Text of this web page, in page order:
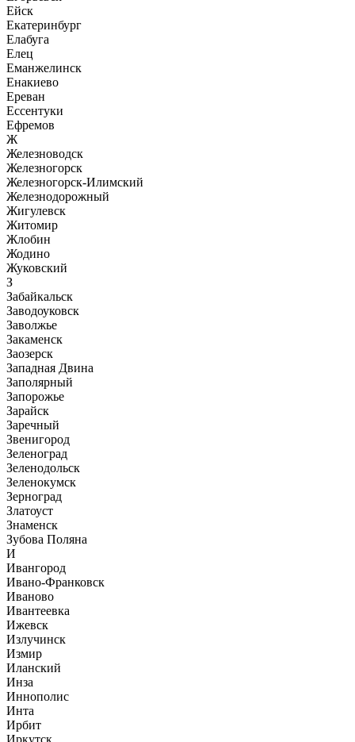
Ейск
Екатеринбург
Елабуга
Елец
Еманжелинск
Енакиево
Ереван
Ессентуки
Ефремов
Ж
Железноводск
Железногорск
Железногорск-Илимский
Железнодорожный
Жигулевск
Житомир
Жлобин
Жодино
Жуковский
З
Забайкальск
Заводоуковск
Заволжье
Закаменск
Заозерск
Западная Двина
Заполярный
Запорожье
Зарайск
Заречный
Звенигород
Зеленоград
Зеленодольск
Зеленокумск
Зерноград
Златоуст
Знаменск
Зубова Поляна
И
Ивангород
Ивано-Франковск
Иваново
Ивантеевка
Ижевск
Излучинск
Измир
Иланский
Инза
Иннополис
Инта
Ирбит
Иркутск